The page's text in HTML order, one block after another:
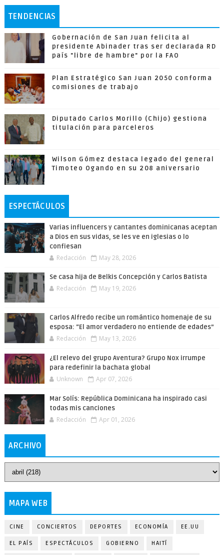
TENDENCIAS
Gobernación de San Juan felicita al
presidente Abinader tras ser declarada RD
país "libre de hambre" por la FAO
Plan Estratégico San Juan 2050 conforma
comisiones de trabajo
Diputado Carlos Morillo (Chijo) gestiona
titulación para parceleros
Wilson Gómez destaca legado del general
Timoteo Ogando en su 208 aniversario
ESPECTÁCULOS
Varias influencers y cantantes dominicanas aceptan
a Dios en sus vidas, se les ve en iglesias o lo
confiesan
Redacción May 28, 2026
Se casa hija de Belkis Concepción y Carlos Batista
Redacción May 19, 2026
Carlos Alfredo recibe un romántico homenaje de su
esposa: “El amor verdadero no entiende de edades”
Redacción May 13, 2026
¿El relevo del grupo Aventura? Grupo Nox irrumpe
para redefinir la bachata global
Unknown Apr 07, 2026
Mar Solís: República Dominicana ha inspirado casi
todas mis canciones
Redacción Apr 01, 2026
ARCHIVO
MAPA WEB
CINE CONCIERTOS DEPORTES ECONOMÍA EE.UU
EL PAÍS ESPECTÁCULOS GOBIERNO HAITÍ